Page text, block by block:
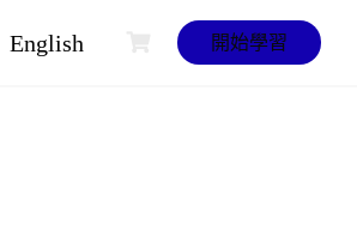
English 開始學習